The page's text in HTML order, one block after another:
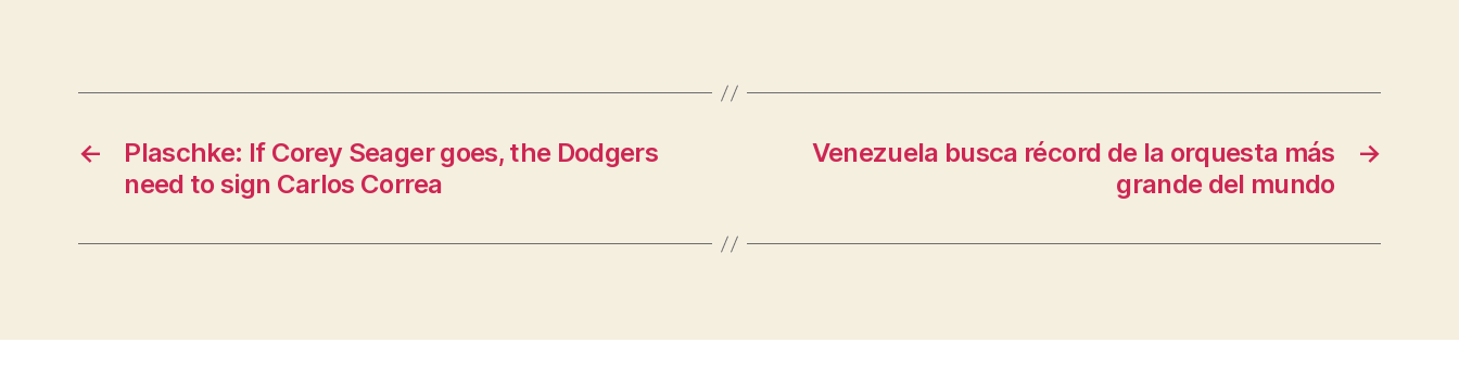
←
Plaschke: If Corey Seager goes, the Dodgers
need to sign Carlos Correa
→
Venezuela busca récord de la orquesta más
grande del mundo